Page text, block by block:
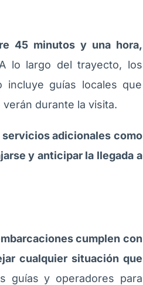
45 minutos y una hora,
A lo largo del trayecto, los
guías locales que
durante la visita.
adicionales como
y anticipar la llegada a
cumplen con
cualquier situación que
guías y operadores para